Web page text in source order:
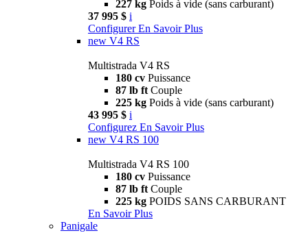
227 kg Poids à vide (sans carburant)
37 995 $ i
Configurer En Savoir Plus
new V4 RS
Multistrada V4 RS
180 cv Puissance
87 lb ft Couple
225 kg Poids à vide (sans carburant)
43 995 $ i
Configurez En Savoir Plus
new V4 RS 100
Multistrada V4 RS 100
180 cv Puissance
87 lb ft Couple
225 kg POIDS SANS CARBURANT
En Savoir Plus
Panigale